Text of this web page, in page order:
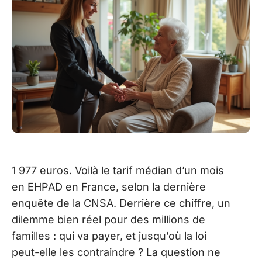
1 977 euros. Voilà le tarif médian d’un mois
en EHPAD en France, selon la dernière
enquête de la CNSA. Derrière ce chiffre, un
dilemme bien réel pour des millions de
familles : qui va payer, et jusqu’où la loi
peut-elle les contraindre ? La question ne